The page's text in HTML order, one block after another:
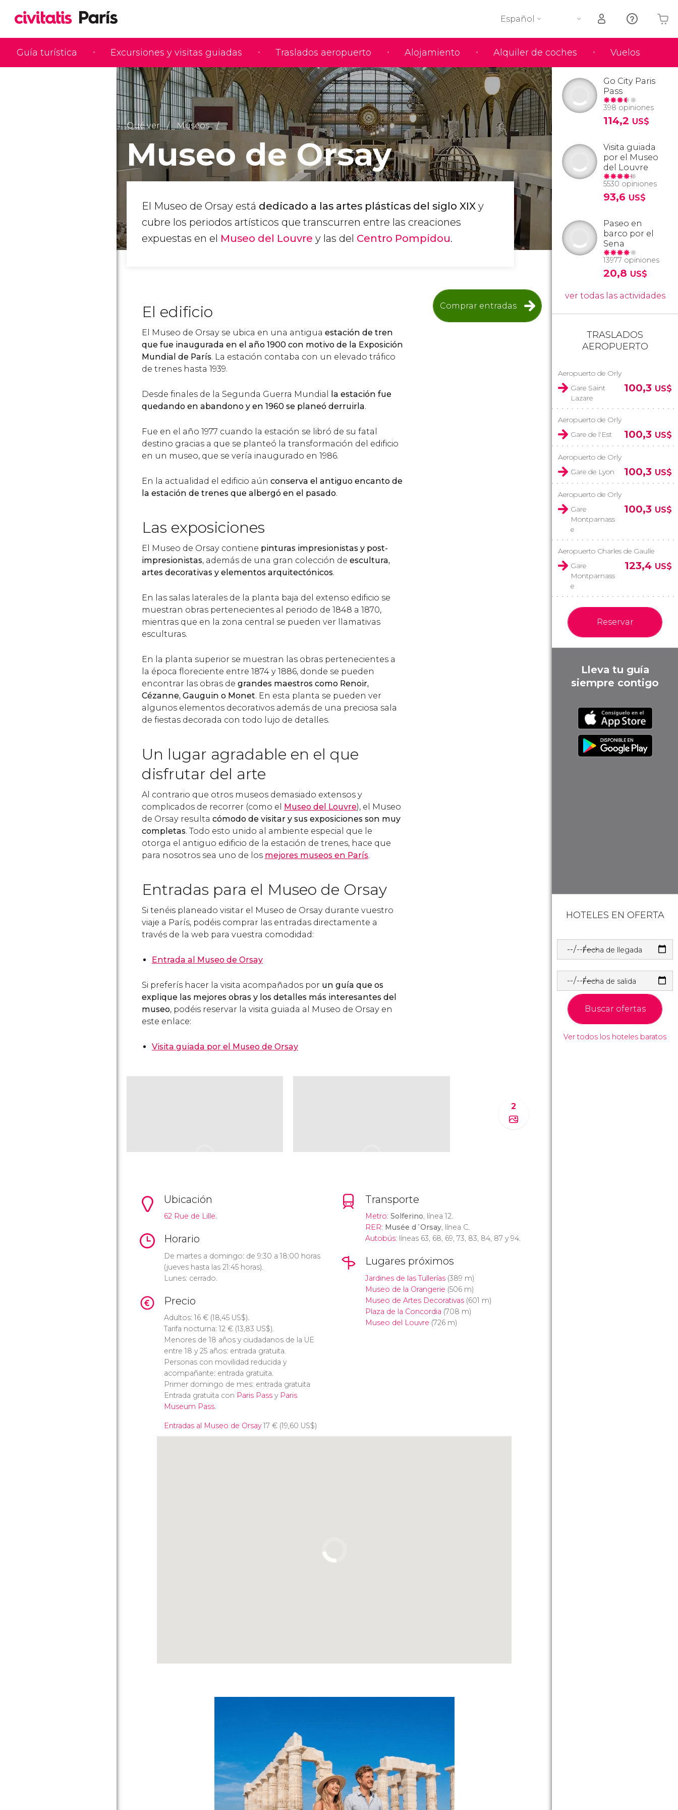
Guía turística Excursiones y visitas guiadas Traslados aeropuerto Alojamiento Alquiler de coches Vuelos
Español
Tu carrito está vacío
Qué ver Museos
Museo de Orsay
El Museo de Orsay está dedicado a las artes plásticas del siglo XIX y
cubre los periodos artísticos que transcurren entre las creaciones
expuestas en el Museo del Louvre y las del Centro Pompidou.
Comprar entradas
El edificio
El Museo de Orsay se ubica en una antigua estación de tren
que fue inaugurada en el año 1900 con motivo de la Exposición
Mundial de París. La estación contaba con un elevado tráfico
de trenes hasta 1939.
Desde finales de la Segunda Guerra Mundial
la estación fue
quedando en abandono y en 1960 se planeó derruirla.
Fue en el año 1977 cuando la estación se libró de su fatal
destino gracias a que se planteó la transformación del edificio
en un museo, que se vería inaugurado en 1986.
En la actualidad el edificio aún conserva el antiguo encanto de
la estación de trenes que albergó en el pasado.
Las exposiciones
El Museo de Orsay contiene pinturas impresionistas y post-
impresionistas, además de una gran colección de escultura,
artes decorativas y elementos arquitectónicos.
En las salas laterales de la planta baja del extenso edificio se
muestran obras pertenecientes al periodo de 1848 a 1870,
mientras que en la zona central se pueden ver llamativas
esculturas.
En la planta superior se muestran las obras pertenecientes a
la época floreciente entre 1874 y 1886, donde se pueden
encontrar las obras de grandes maestros como Renoir,
Cézanne, Gauguin o Monet. En esta planta se pueden ver
algunos elementos decorativos además de una preciosa sala
de fiestas decorada con todo lujo de detalles.
Un lugar agradable en el que
disfrutar del arte
Al contrario que otros museos demasiado extensos y
complicados de recorrer (como el Museo del Louvre), el Museo
de Orsay resulta cómodo de visitar y sus exposiciones son muy
completas. Todo esto unido al ambiente especial que le
otorga el antiguo edificio de la estación de trenes, hace que
para nosotros sea uno de los mejores museos en París.
Entradas para el Museo de Orsay
Si tenéis planeado visitar el Museo de Orsay durante vuestro
viaje a París, podéis comprar las entradas directamente a
través de la web para vuestra comodidad:
Entrada al Museo de Orsay
Si preferís hacer la visita acompañados por un guía que os
explique las mejores obras y los detalles más interesantes del
museo, podéis reservar la visita guiada al Museo de Orsay en
este enlace:
Visita guiada por el Museo de Orsay
2
Ubicación
62 Rue de Lille.
Horario
De martes a domingo: de 9:30 a 18:00 horas
(jueves hasta las 21:45 horas).
Lunes: cerrado.
Precio
Adultos: 16 € (18,45 US$).
Tarifa nocturna: 12 € (13,83 US$).
Menores de 18 años y ciudadanos de la UE
entre 18 y 25 años: entrada gratuita.
Personas con movilidad reducida y
acompañante: entrada gratuita.
Primer domingo de mes: entrada gratuita
Entrada gratuita con Paris Pass y Paris
Museum Pass.
Entradas al Museo de Orsay17 € (19,60 US$)
Transporte
Metro: Solferino, línea 12.
RER: Musée d´Orsay, línea C.
Autobús: líneas 63, 68, 69, 73, 83, 84, 87 y 94.
Lugares próximos
Jardines de las Tullerías(389 m)
Museo de la Orangerie (506 m)
Museo de Artes Decorativas(601 m)
Plaza de la Concordia (708 m)
Museo del Louvre (726 m)
Go City Paris
Pass
398 opiniones
114,2 US$
Visita guiada
por el Museo
del Louvre
5530 opiniones
93,6 US$
Paseo en
barco por el
Sena
13977 opiniones
20,8 US$
ver todas las actividades
TRASLADOS
AEROPUERTO
Aeropuerto de Orly
Gare Saint
Lazare
100,3 US$
Aeropuerto de Orly
Gare de l'Est
100,3 US$
Aeropuerto de Orly
Gare de Lyon
100,3 US$
Aeropuerto de Orly
Gare
Montparnass
e
100,3 US$
Aeropuerto Charles de Gaulle
Gare
Montparnass
e
123,4 US$
Reservar
Lleva tu guía
siempre contigo
HOTELES EN OFERTA
Fecha de llegada
Fecha de salida
Buscar ofertas
Ver todos los hoteles baratos